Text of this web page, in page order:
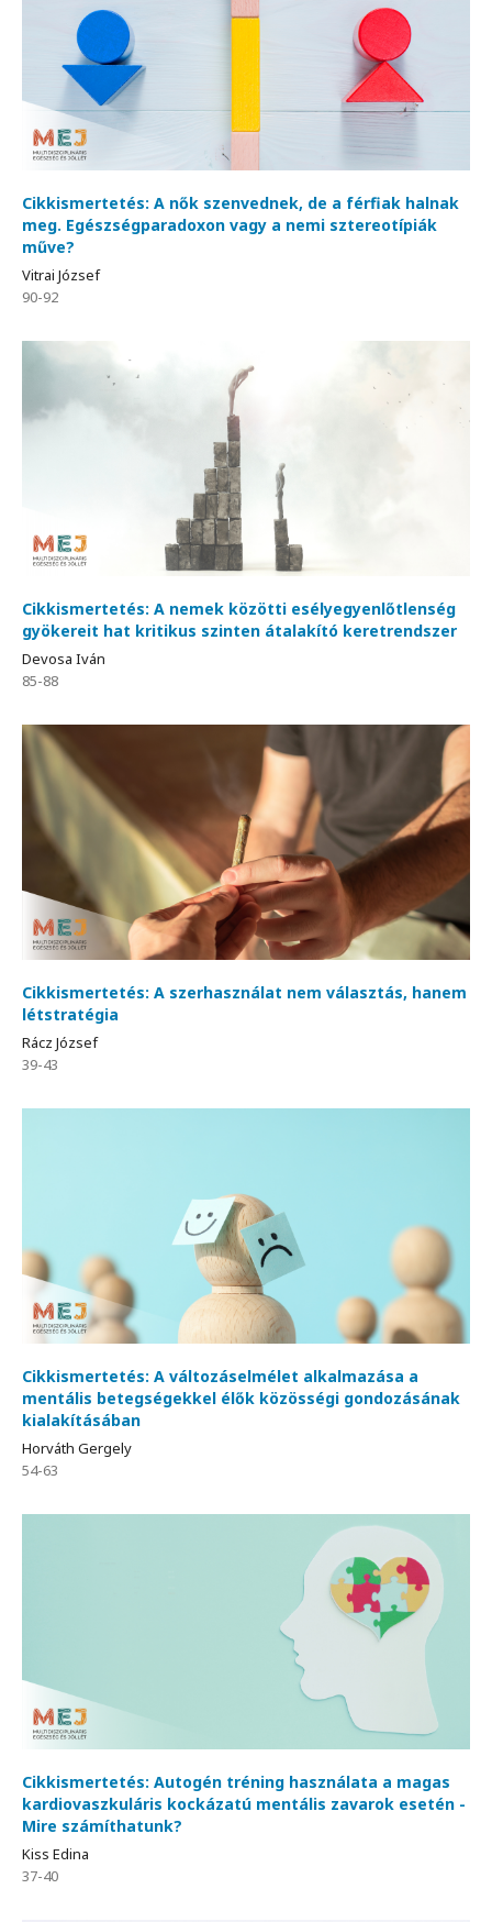
Cikkismertetés: A nők szenvednek, de a férfiak halnak
meg. Egészségparadoxon vagy a nemi sztereotípiák
műve?
Vitrai József
90-92
Cikkismertetés: A nemek közötti esélyegyenlőtlenség
gyökereit hat kritikus szinten átalakító keretrendszer
Devosa Iván
85-88
Cikkismertetés: A szerhasználat nem választás, hanem
létstratégia
Rácz József
39-43
Cikkismertetés: A változáselmélet alkalmazása a
mentális betegségekkel élők közösségi gondozásának
kialakításában
Horváth Gergely
54-63
Cikkismertetés: Autogén tréning használata a magas
kardiovaszkuláris kockázatú mentális zavarok esetén -
Mire számíthatunk?
Kiss Edina
37-40